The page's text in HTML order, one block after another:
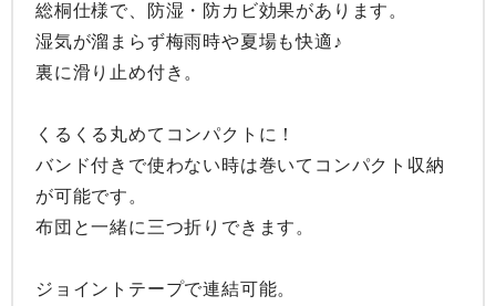
総桐仕様で、防湿・防カビ効果があります。
湿気が溜まらず梅雨時や夏場も快適♪
裏に滑り止め付き。
くるくる丸めてコンパクトに！
バンド付きで使わない時は巻いてコンパクト収納
が可能です。
布団と一緒に三つ折りできます。
ジョイントテープで連結可能。